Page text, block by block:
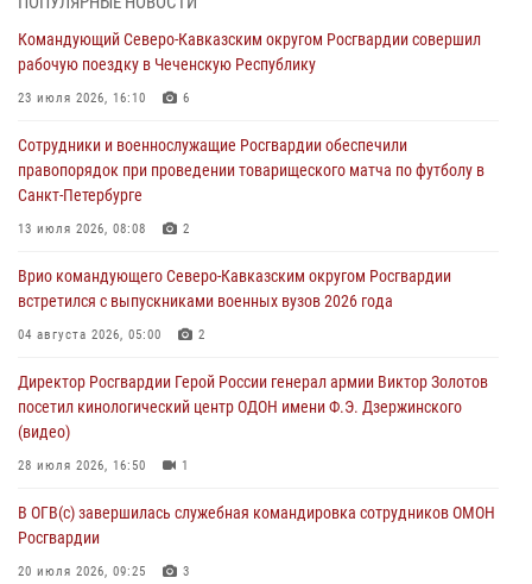
краеведения Луганской Народной Республики
09 августа 2026, 05:00
проходит в Сибири
09 августа 2026, 04:00 5
Росгвардейцы провели патриотическое занятие для детей на
08 августа 2026, 14:10 3
В ЛНР росгвардейцы провели тренировку по единоборствам для
08 августа 2026, 13:00
Командующий Северо-Кавказским округом Росгвардии совершил
рабочую поездку в Чеченскую Республику
23 июля 2026, 16:10 6
Сотрудники и военнослужащие Росгвардии обеспечили
правопорядок при проведении товарищеского матча по футболу в
Санкт-Петербурге
13 июля 2026, 08:08 2
Врио командующего Северо-Кавказским округом Росгвардии
встретился с выпускниками военных вузов 2026 года
04 августа 2026, 05:00 2
Директор Росгвардии Герой России генерал армии Виктор Золотов
посетил кинологический центр ОДОН имени Ф.Э. Дзержинского
(видео)
28 июля 2026, 16:50 1
В ОГВ(с) завершилась служебная командировка сотрудников ОМОН
Росгвардии
20 июля 2026, 09:25 3